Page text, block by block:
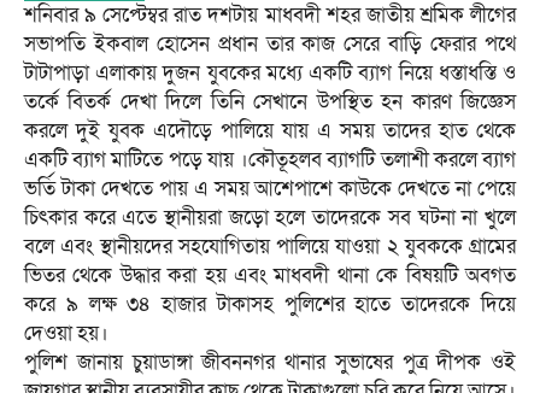
শনিবার ৯ সেপ্টেম্বর রাত দশটায় মাধবদী শহর জাতীয় শ্রমিক লীগের
সভাপতি ইকবাল হোসেন প্রধান তার কাজ সেরে বাড়ি ফেরার পথে
টাটাপাড়া এলাকায় দুজন যুবকের মধ্যে একটি ব্যাগ নিয়ে ধস্তাধস্তি ও
তর্কে বিতর্ক দেখা দিলে তিনি সেখানে উপস্থিত হন কারণ জিজ্ঞেস
করলে দুই যুবক এদৌড়ে পালিয়ে যায় এ সময় তাদের হাত থেকে
একটি ব্যাগ মাটিতে পড়ে যায় ।কৌতূহলব ব্যাগটি তলাশী করলে ব্যাগ
ভর্তি টাকা দেখতে পায় এ সময় আশেপাশে কাউকে দেখতে না পেয়ে
চিৎকার করে এতে স্থানীয়রা জড়ো হলে তাদেরকে সব ঘটনা না খুলে
বলে এবং স্থানীয়দের সহযোগিতায় পালিয়ে যাওয়া ২ যুবককে গ্রামের
ভিতর থেকে উদ্ধার করা হয় এবং মাধবদী থানা কে বিষয়টি অবগত
করে ৯ লক্ষ ৩৪ হাজার টাকাসহ পুলিশের হাতে তাদেরকে দিয়ে
দেওয়া হয়।
পুলিশ জানায় চুয়াডাঙ্গা জীবননগর থানার সুভাষের পুত্র দীপক ওই